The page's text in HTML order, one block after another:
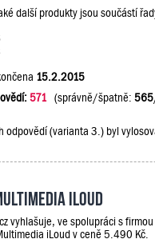
další produkty jsou součástí
15.2.2015
571 (správně/špatně: 565
odpovědí (varianta 3.) byl
iLoud
vyhlašuje, ve spolupráci s firmou
iLoud v ceně 5.490 Kč.